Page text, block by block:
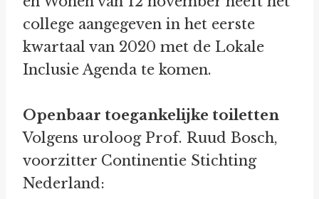
college aangegeven in het eerste
kwartaal van 2020 met de Lokale
Inclusie Agenda te komen.
Openbaar toegankelijke toiletten
Volgens uroloog Prof. Ruud Bosch,
voorzitter Continentie Stichting
Nederland: